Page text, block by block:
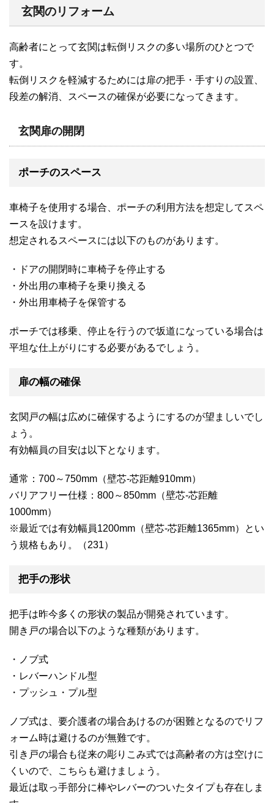
玄関のリフォーム
高齢者にとって玄関は転倒リスクの多い場所のひとつで
す。
転倒リスクを軽減するためには扉の把手・手すりの設置、
段差の解消、スペースの確保が必要になってきます。
玄関扉の開閉
ポーチのスペース
車椅子を使用する場合、ポーチの利用方法を想定してスペ
ースを設けます。
想定されるスペースには以下のものがあります。
・ドアの開閉時に車椅子を停止する
・外出用の車椅子を乗り換える
・外出用車椅子を保管する
ポーチでは移乗、停止を行うので坂道になっている場合は
平坦な仕上がりにする必要があるでしょう。
扉の幅の確保
玄関戸の幅は広めに確保するようにするのが望ましいでし
ょう。
有効幅員の目安は以下となります。
通常：700～750mm（壁芯-芯距離910mm）
バリアフリー仕様：800～850mm（壁芯-芯距離
1000mm）
※最近では有効幅員1200mm（壁芯-芯距離1365mm）とい
う規格もあり。（231）
把手の形状
把手は昨今多くの形状の製品が開発されています。
開き戸の場合以下のような種類があります。
・ノブ式
・レバーハンドル型
・プッシュ・プル型
ノブ式は、要介護者の場合あけるのが困難となるのでリフ
ォーム時は避けるのが無難です。
引き戸の場合も従来の彫りこみ式では高齢者の方は空けに
くいので、こちらも避けましょう。
最近は取っ手部分に棒やレバーのついたタイプも存在しま